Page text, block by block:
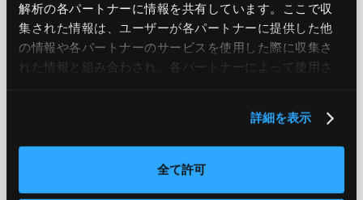
解析の各パートナーに情報を共有しています。ここで収
集された情報は、ユーザーが各パートナーに提供した他
の情報や各パートナーのサービスを使用した際に収集さ
れた情報と組み合わされ、各パートナーによって使用さ
詳細を表示
全て許可
BACK TO LIST
OPTION